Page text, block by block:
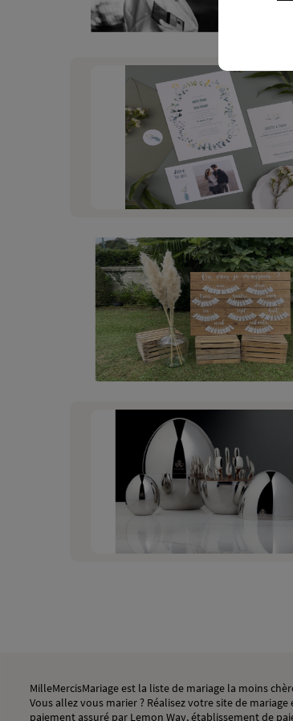
MilleMercisMariage est la liste de mariage la moins
Vous allez vous marier ? Réalisez votre site de
paiement assuré par Lemon Way, établissement de